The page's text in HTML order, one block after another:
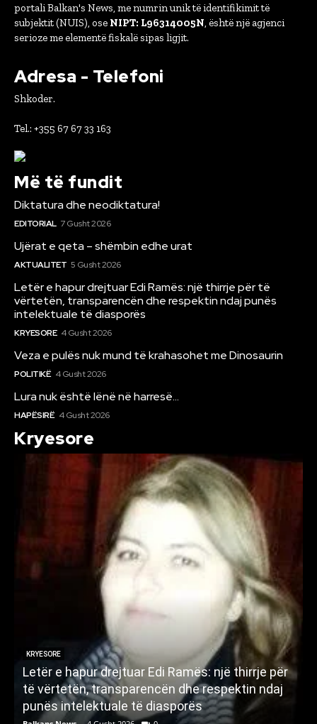
portali Balkan's News, me numrin unik të identifikimit të
subjektit (NUIS), ose NIPT: L96314005N, është një agjenci
serioze me elementë fiskalë sipas ligjit.
Adresa - Telefoni
Shkoder.
Tel.: +355 67 67 33 163
Më të fundit
Diktatura dhe neodiktatura!
EDITORIAL 7 Gusht 2026
Ujërat e qeta – shëmbin edhe urat
AKTUALITET 5 Gusht 2026
Letër e hapur drejtuar Edi Ramës: një thirrje për të
vërtetën, transparencën dhe respektin ndaj punës
intelektuale të diasporës
KRYESORE 4 Gusht 2026
Veza e pulës nuk mund të krahasohet me Dinosaurin
POLITIKË 4 Gusht 2026
Lura nuk është lënë në harresë…
HAPËSIRË 4 Gusht 2026
Kryesore
KRYESORE
Letër e hapur drejtuar Edi Ramës: një thirrje për
të vërtetën, transparencën dhe respektin ndaj
punës intelektuale të diasporës